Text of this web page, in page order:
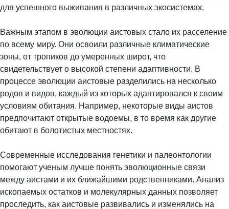
для успешного выживания в различных экосистемах.
Важным этапом в эволюции аистовых стало их расселение
по всему миру. Они освоили различные климатические
зоны, от тропиков до умеренных широт, что
свидетельствует о высокой степени адаптивности. В
процессе эволюции аистовые разделились на несколько
родов и видов, каждый из которых адаптировался к своим
условиям обитания. Например, некоторые виды аистов
предпочитают открытые водоемы, в то время как другие
обитают в болотистых местностях.
Современные исследования генетики и палеонтологии
помогают ученым лучше понять эволюционные связи
между аистами и их ближайшими родственниками. Анализ
ископаемых остатков и молекулярных данных позволяет
проследить, как аистовые развивались и изменялись на